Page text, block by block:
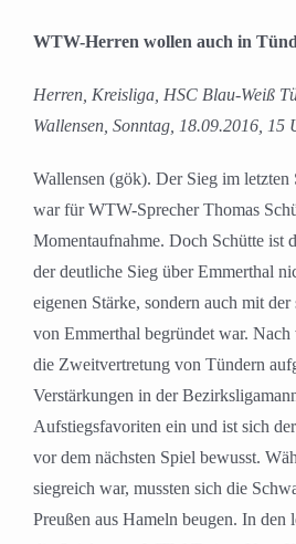
WTW-Herren wollen auch in
Herren, Kreisliga, HSC Blau-Weiß
Wallensen, Sonntag, 18.09.2016, 15
Wallensen (gök). Der Sieg im letzten
war für WTW-Sprecher Thomas
Momentaufnahme. Doch Schütte ist
der deutliche Sieg über Emmerthal
eigenen Stärke, sondern auch mit
von Emmerthal begründet war.
die Zweitvertretung von Tündern
Verstärkungen in der
Aufstiegsfavoriten ein und ist sich
vor dem nächsten Spiel bewusst.
siegreich war, mussten sich die
Preußen aus Hameln beugen. In den